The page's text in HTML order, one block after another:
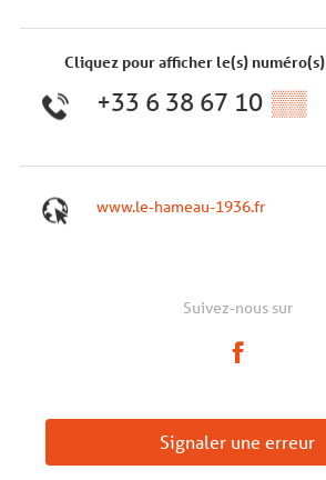
Cliquez pour afficher le(s) numéro(s)
+33 6 38 67 10 ▒▒
www.le-hameau-1936.fr
Suivez-nous sur
Signaler une erreur